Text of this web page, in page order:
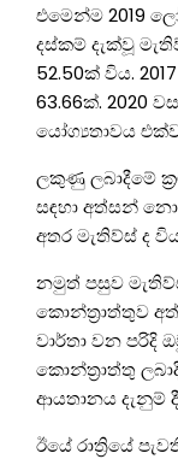
එමෙන්ම 2019
දස්කම් දැක්වූ
52.50ක් විය.
63.66ක්. 2020
යෝග්‍යතාවය
ලකුණු ලබාදීමේ
සඳහා අත්සන්
අතර මැතිව්ස් ද
නමුත් පසුව
කොන්ත්‍රාත්තුව
වාර්තා වන පරිදි
කොන්ත්‍රාත්තු
ආයතානය දැනුම්
ඊයේ රාත්‍රියේ